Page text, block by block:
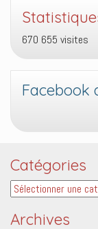
670 655 visites
Facebook
Catégories
Catégories
Archives